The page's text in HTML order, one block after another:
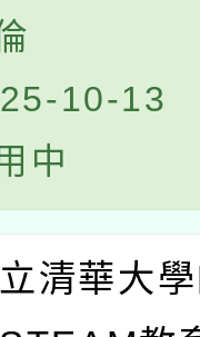
10-13
中
清華大